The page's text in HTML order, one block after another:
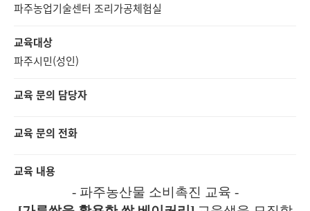
파주농업기술센터 조리가공체험실
교육대상
파주시민(성인)
교육 문의 담당자
교육 문의 전화
교육 내용
- 파주농산물 소비촉진 교육 -